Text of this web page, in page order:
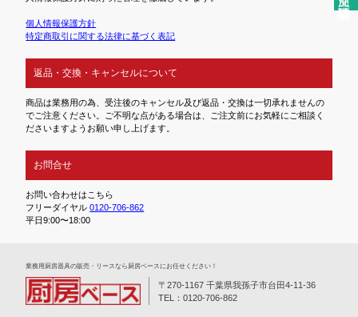
個人情報保護方針
特定商取引に関する法律に基づく表記
返品・交換・キャンセルについて
商品は業務用の為、受注後のキャンセル及び返品・交換は一切承れませんの
でご注意ください。ご不明な点がある場合は、ご注文前にお気軽にご相談く
ださいますようお願い申し上げます。
お問合せ
お問い合わせはこちら
フリーダイヤル0120-706-862
平日9:00〜18:00
業務⽤厨房器具の販売・リースなら厨房ベースにお任せください！
〒270-1167 千葉県我孫子市台田4-11-36
TEL：0120-706-862